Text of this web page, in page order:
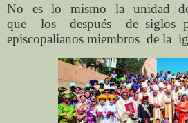
No
es lo mismo la unidad
que
los después
de siglos
episcopalianos miembros de la